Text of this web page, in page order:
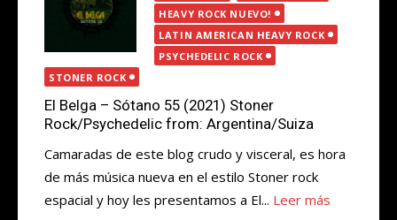
HEAVY ROCK NUEVO!
LATIN AMERICAN HEAVY ROCK
PSYCHEDELIC ROCK
STONER ROCK
El Belga – Sótano 55 (2021) Stoner
Rock/Psychedelic from: Argentina/Suiza
Camaradas de este blog crudo y visceral, es hora
de más música nueva en el estilo Stoner rock
espacial y hoy les presentamos a El... Leer más